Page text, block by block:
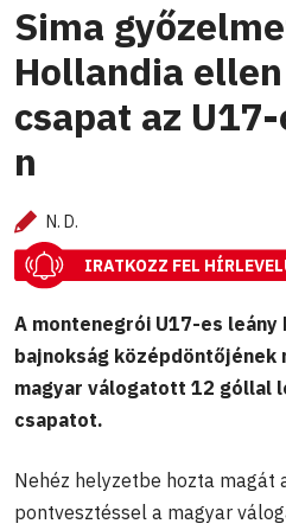
Sima
Hollandia
csapat az
n
N. D.
IRATKOZZ FEL
A montenegrói U17-es leány
bajnokság középdöntőjének
magyar válogatott 12 góllal
csapatot.
Nehéz helyzetbe hozta magát
pontvesztéssel a magyar